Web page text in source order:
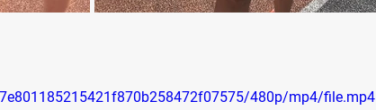
480p/mp4/file.mp4